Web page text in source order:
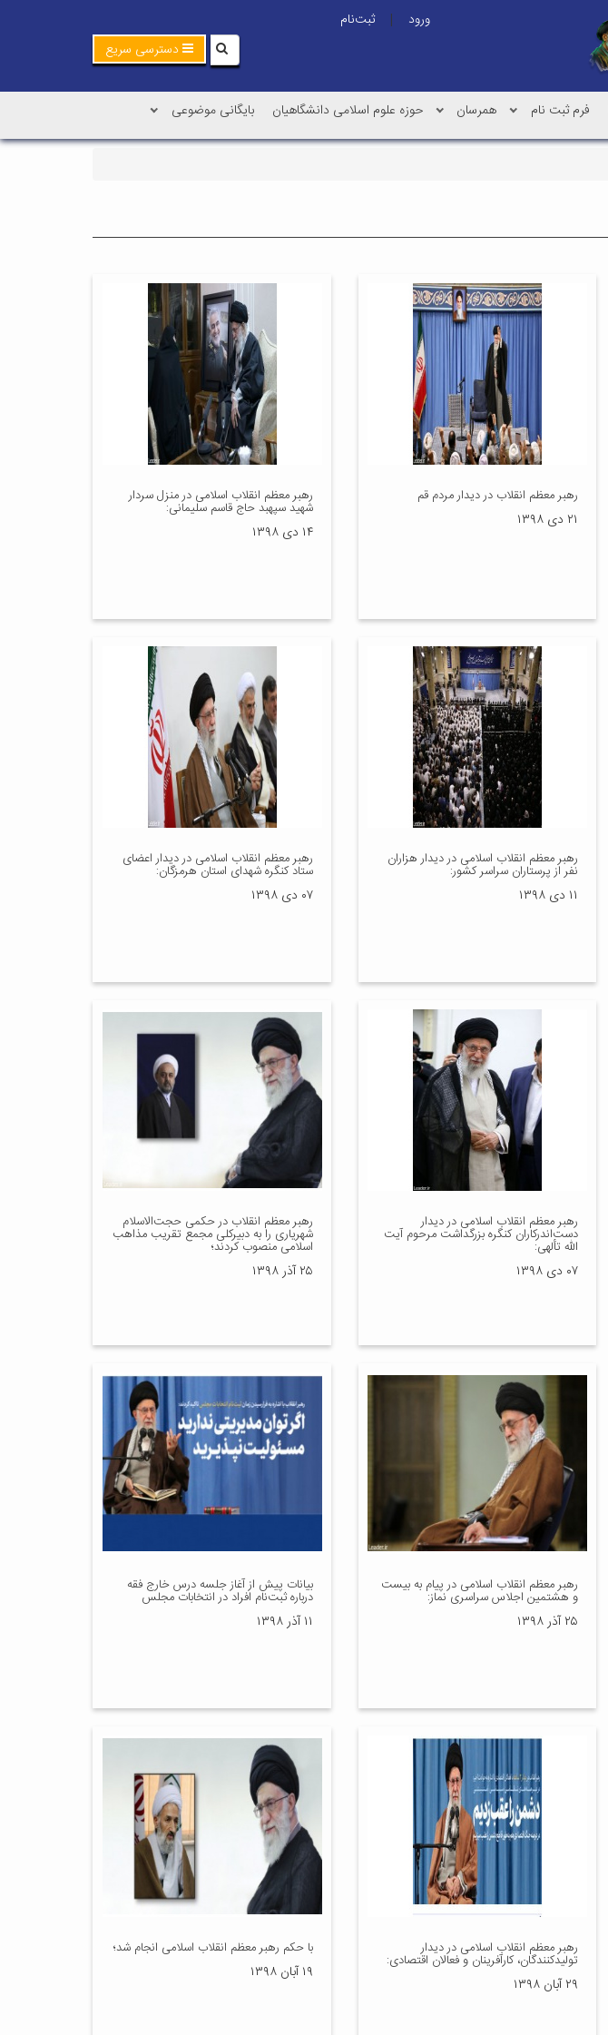
ورود |
ثبت‌نام
دسترسی سریع
فرم ثبت نام همرسان حوزه علوم اسلامی دانشگاهیان بایگانی موضوعی
رهبر معظم انقلاب در دیدار مردم قم
۲۱ دی ۱۳۹۸
رهبر معظم انقلاب اسلامی در منزل سردار
شهید سپهبد حاج قاسم سلیمانی:
۱۴ دی ۱۳۹۸
رهبر معظم انقلاب اسلامی در دیدار هزاران
نفر از پرستاران سراسر کشور:
۱۱ دی ۱۳۹۸
رهبر معظم انقلاب اسلامی در دیدار اعضای
ستاد کنگره شهدای استان هرمزگان:
۰۷ دی ۱۳۹۸
رهبر معظم انقلاب اسلامی در دیدار
دست‌اندرکاران کنگره بزرگداشت مرحوم آیت
الله تألهی:
۰۷ دی ۱۳۹۸
رهبر معظم انقلاب در حکمی حجت‌الاسلام
شهریاری را به دبیرکلی مجمع تقریب مذاهب
اسلامی منصوب کردند؛
۲۵ آذر ۱۳۹۸
رهبر معظم انقلاب اسلامی در پیام به بیست
و هشتمین اجلاس سراسری نماز:
۲۵ آذر ۱۳۹۸
بیانات پیش از آغاز جلسه درس خارج فقه
درباره ثبت‌نام افراد در انتخابات مجلس
۱۱ آذر ۱۳۹۸
رهبر معظم انقلاب اسلامی در دیدار
تولیدکنندگان، کارآفرینان و فعالان اقتصادی:
۲۹ آبان ۱۳۹۸
با حکم رهبر معظم انقلاب اسلامی انجام شد؛
۱۹ آبان ۱۳۹۸